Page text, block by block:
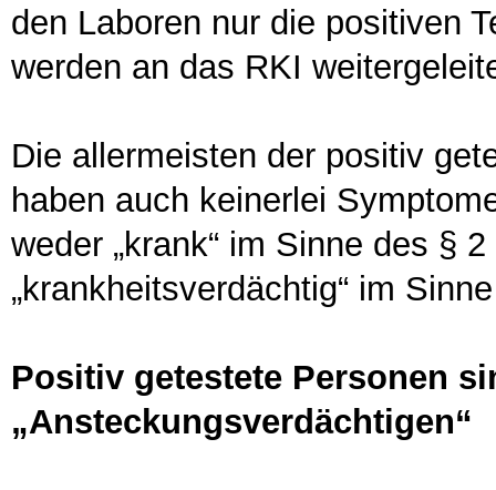
den Laboren nur die positiven
werden an das RKI
Die allermeisten der positiv
haben auch keinerlei
weder „krank“ im Sinne des §
„krankheitsverdächtig“ im
Positiv getestete Personen
„Ansteckungsverdächtigen“